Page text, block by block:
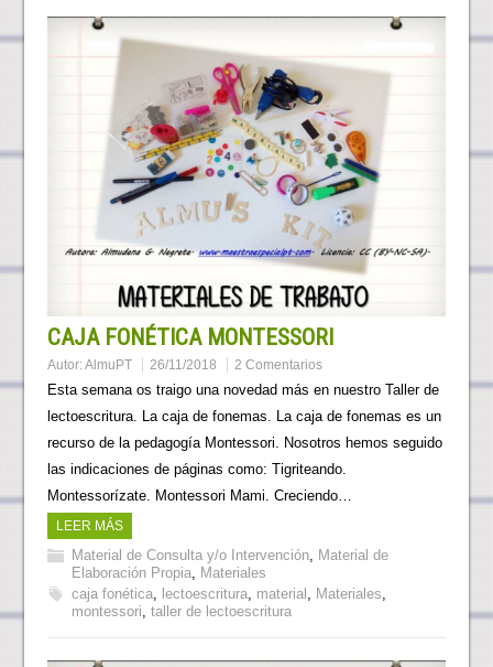
CAJA FONÉTICA MONTESSORI
Autor:AlmuPT 26/11/2018 2 Comentarios
Esta semana os traigo una novedad más en nuestro Taller de
lectoescritura. La caja de fonemas. La caja de fonemas es un
recurso de la pedagogía Montessori. Nosotros hemos seguido
las indicaciones de páginas como: Tigriteando.
Montessorízate. Montessori Mami. Creciendo…
LEER MÁS
Material de Consulta y/o Intervención, Material de
Elaboración Propia, Materiales
caja fonética, lectoescritura, material , Materiales,
montessori, taller de lectoescritura